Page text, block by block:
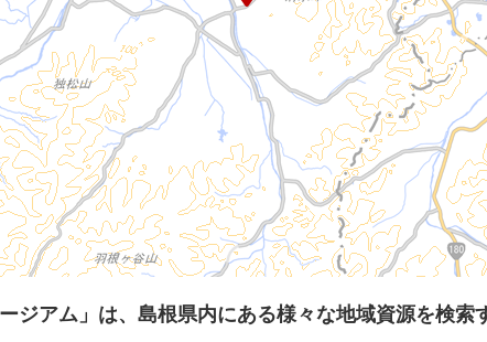
ジアム」は、島根県内にある様々な地域資源を検索